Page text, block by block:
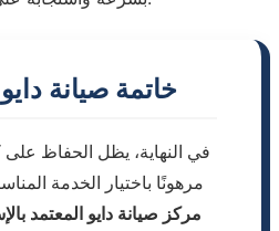
خاتمة صيانة
في النهاية، يظل الحفاظ على
مرهونًا باختيار الخدمة
مركز صيانة دايو المعتمد